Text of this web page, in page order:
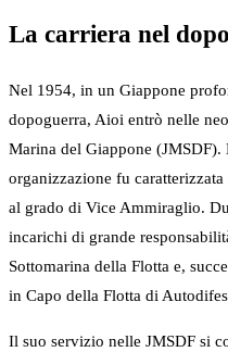
La carriera nel
Nel 1954, in un Giappone
dopoguerra, Aioi entrò nelle
Marina del Giappone (JMSDF).
organizzazione fu
al grado di Vice Ammiraglio.
incarichi di grande
Sottomarina della Flotta e,
in Capo della Flotta di
Il suo servizio nelle JMSDF si